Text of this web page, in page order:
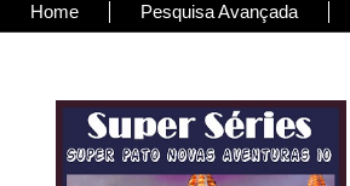
Home Pesquisa Avançada